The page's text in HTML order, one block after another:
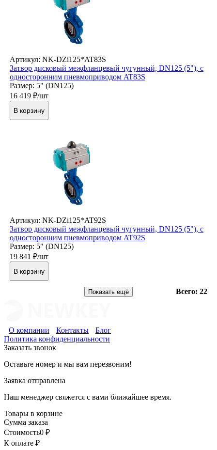
Артикул: NK-DZi125*AT83S
Затвор дисковый межфланцевый чугунный, DN125 (5"), с
односторонним пневмоприводом AT83S
Размер: 5" (DN125)
16 419 ₽/шт
В корзину
Артикул: NK-DZi125*AT92S
Затвор дисковый межфланцевый чугунный, DN125 (5"), с
односторонним пневмоприводом AT92S
Размер: 5" (DN125)
19 841 ₽/шт
В корзину
Показать ещё Всего: 22
О компании Контакты
Блог
Политика конфиденциальности
Заказать звонок
Оставьте номер и мы вам перезвоним!
Заявка отправлена
Наш менеджер свяжется с вами ближайшее время.
Товары в корзине
Сумма заказа
Стоимость0 ₽
К оплате ₽